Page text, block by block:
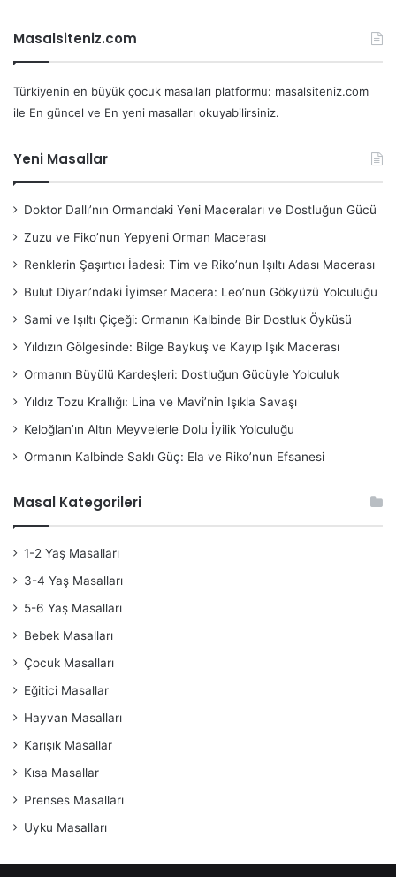
Masalsiteniz.com
Türkiyenin en büyük çocuk masalları platformu: masalsiteniz.com
ile En güncel ve En yeni masalları okuyabilirsiniz.
Yeni Masallar
Doktor Dallı’nın Ormandaki Yeni Maceraları ve Dostluğun Gücü
Zuzu ve Fiko’nun Yepyeni Orman Macerası
Renklerin Şaşırtıcı İadesi: Tim ve Riko’nun Işıltı Adası Macerası
Bulut Diyarı’ndaki İyimser Macera: Leo’nun Gökyüzü Yolculuğu
Sami ve Işıltı Çiçeği: Ormanın Kalbinde Bir Dostluk Öyküsü
Yıldızın Gölgesinde: Bilge Baykuş ve Kayıp Işık Macerası
Ormanın Büyülü Kardeşleri: Dostluğun Gücüyle Yolculuk
Yıldız Tozu Krallığı: Lina ve Mavi’nin Işıkla Savaşı
Keloğlan’ın Altın Meyvelerle Dolu İyilik Yolculuğu
Ormanın Kalbinde Saklı Güç: Ela ve Riko’nun Efsanesi
Masal Kategorileri
1-2 Yaş Masalları
3-4 Yaş Masalları
5-6 Yaş Masalları
Bebek Masalları
Çocuk Masalları
Eğitici Masallar
Hayvan Masalları
Karışık Masallar
Kısa Masallar
Prenses Masalları
Uyku Masalları